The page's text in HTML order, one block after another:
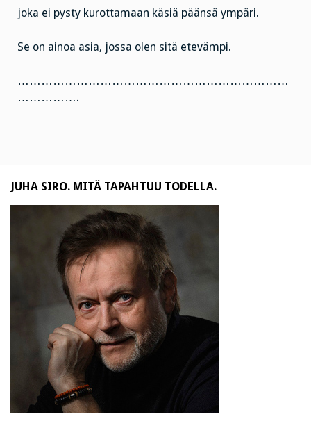
joka ei pysty kurottamaan käsiä päänsä ympäri.
Se on ainoa asia, jossa olen sitä etevämpi.
……………………………………………………………
…………….
JUHA SIRO. MITÄ TAPAHTUU TODELLA.